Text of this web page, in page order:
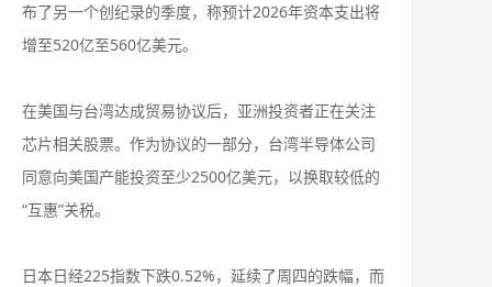
布了另一个创纪录的季度，称预计2026年资本支出将
增至520亿至560亿美元。
在美国与台湾达成贸易协议后，亚洲投资者正在关注
芯片相关股票。作为协议的一部分，台湾半导体公司
同意向美国产能投资至少2500亿美元，以换取较低的
“互惠”关税。
日本日经225指数下跌0.52%，延续了周四的跌幅，而